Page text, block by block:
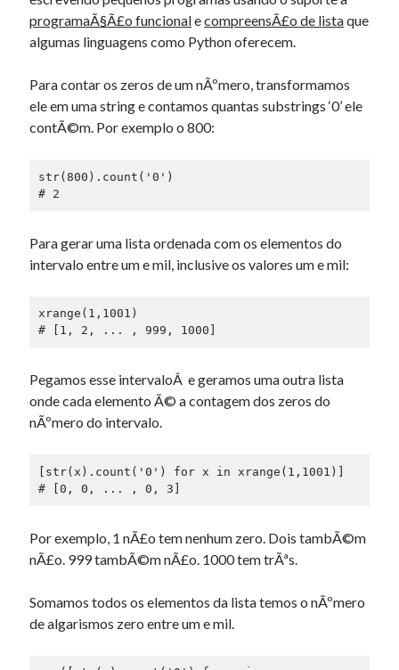
Douglas Adams on the English–American cultural divide over “heroes”
Drawing: chibi in 2 heads proportion
a page that downloads itself
3 keys and knob keyboard
Jacques Cousteau and his crew in a submersible during the Conshelf II
Expedition in the Red Sea, 1963
programaÃ§Ã£o funcionalecompreensÃ£o de listaque
algumas linguagens como Python oferecem.
Para contar os zeros de um nÃºmero, transformamos
ele em uma string e contamos quantas substrings ‘0’ ele
contÃ©m. Por exemplo o 800:
str(800).count('0')
# 2
Para gerar uma lista ordenada com os elementos do
intervalo entre um e mil, inclusive os valores um e mil:
xrange(1,1001)
# [1, 2, ... , 999, 1000]
Pegamos esse intervaloÂ e geramos uma outra lista
onde cada elemento Ã© a contagem dos zeros do
nÃºmero do intervalo.
[str(x).count('0') for x in xrange(1,1001)]
# [0, 0, ... , 0, 3]
Por exemplo, 1 nÃ£o tem nenhum zero. Dois tambÃ©m
nÃ£o. 999 tambÃ©m nÃ£o. 1000 tem trÃªs.
Somamos todos os elementos da lista temos o nÃºmero
de algarismos zero entre um e mil.